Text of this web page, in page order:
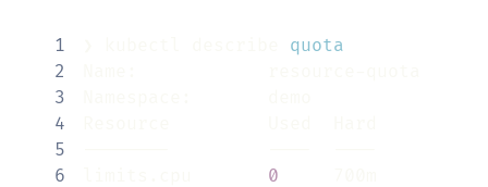
1
quota
2
3
4
5
6
0